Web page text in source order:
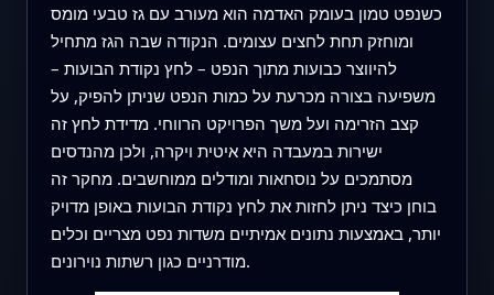
כשנפט טמון בעומק האדמה הוא מעורב עם גז טבעי מומס
ומוחזק תחת לחצים עצומים. הנקודה שבה הגז מתחיל
להיווצר כבועות מתוך הנפט – לחץ נקודת הבועות –
משפיעה בצורה מכרעת על כמות הנפט שניתן להפיק, על
קצב הזרימה ועל משך הפרויקט הרווחי. מדידת לחץ זה
ישירות במעבדה היא איטית ויקרה, ולכן מהנדסים
מסתמכים על נוסחאות ומודלים ממוחשבים. מחקר זה
בוחן כיצד ניתן לחזות את לחץ נקודת הבועות באופן מדויק
יותר, באמצעות נתונים אמיתיים משדות נפט מצריים וכלים
מודרניים כגון רשתות נוירונים.